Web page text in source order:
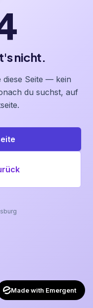
nicht.
Seite — kein
du suchst, auf
Made with Emergent